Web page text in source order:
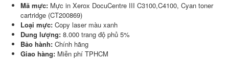
Mã mực: Mực in Xerox DocuCentre III C3100,C4100, Cyan toner
cartridge (CT200869)
Loại mực: Copy laser màu xanh
Dung lượng: 8.000 trang độ phủ 5%
Bảo hành: Chính hãng
Giao hàng: Miễn phí TPHCM